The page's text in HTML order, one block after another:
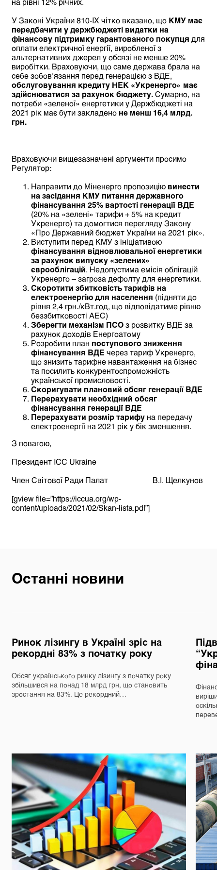
У Законі України 810-IX чітко вказано, що КМУ має
передбачити у держбюджеті видатки на
фінансову підтримку гарантованого покупця для
оплати електричної енергії, виробленої з
альтернативних джерел у обсязі не менше 20%
виробітки. Враховуючи, що саме держава брала на
себе зобов’язання перед генерацією з ВДЕ,
обслуговування кредиту НЕК «Укренерго» має
здійснюватися за рахунок бюджету. Сумарно, на
потреби «зеленої» енергетики у Держбюджеті на
2021 рік має бути закладено не менш 16,4 млрд.
грн.
Враховуючи вищезазначені аргументи просимо
Регулятор:
Направити до Міненерго пропозицію винести
на засідання КМУ питання державного
фінансування 25% вартості генерації ВДЕ
(20% на «зелені» тарифи + 5% на кредит
Укренерго) та домогтися перегляду Закону
«Про Державний бюджет України на 2021 рік».
Виступити перед КМУ з ініціативою
фінансування відновлювальної енергетики
за рахунок випуску «зелених»
єврооблігацій. Недопустима емісія облігацій
Укренерго – загроза дефолту для енергетики.
Скоротити збитковість тарифів на
електроенергію для населення (підняти до
рівня 2,4 грн./кВт.год, що відповідатиме рівню
беззбитковості АЕС)
Зберегти механізм ПСО з розвитку ВДЕ за
рахунок доходів Енергоатому
Розробити план поступового зниження
фінансування ВДЕ через тариф Укренерго,
що знизить тарифне навантаження на бізнес
та посилить конкурентоспроможність
української промисловості.
Скоригувати плановий обсяг генерації ВДЕ
Перерахувати необхідний обсяг
фінансування генерації ВДЕ
Перерахувати розмір тарифу на передачу
електроенергії на 2021 рік у бік зменшення.
З повагою,
Президент ICC Ukraine
Член Світової Ради Палат В.І. Щелкунов
[gview file=”https://iccua.org/wp-
content/uploads/2021/02/Skan-lista.pdf”]
Останні новини
Ринок лізингу в Україні зріс на
рекордні 83% з початку року
Обсяг українського ринку лізингу з початку року
збільшився на понад 18 млрд грн, що становить
зростання на 83%. Це рекордний…